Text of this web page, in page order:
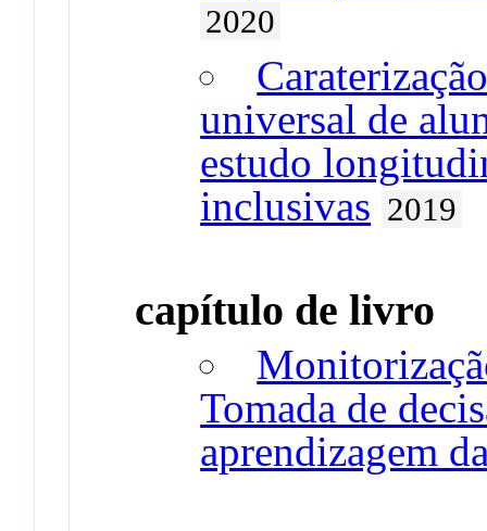
2020
universal de
estudo
inclusivas 2019
capítulo de livro
Tomada de
aprendizagem